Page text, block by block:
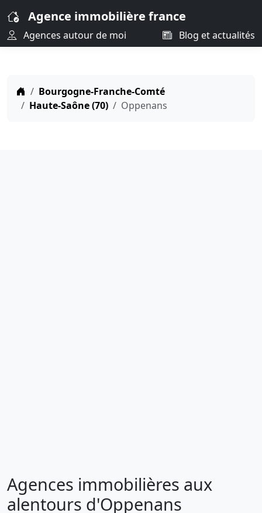
Agence immobilière france
Agences autour de moi Blog et actualités
Bourgogne-Franche-Comté
Haute-Saône (70)
Oppenans
Agences immobilières aux
alentours d'Oppenans